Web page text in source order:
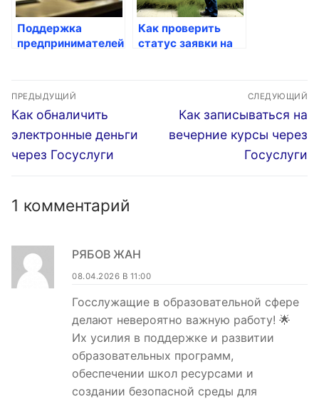
Поддержка
предпринимателей:
Как проверить
статус заявки на
Навигация
по
записям
ПРЕДЫДУЩИЙ
Предыдущая
запись:
Как обналичить
электронные деньги
через Госуслуги
СЛЕДУЮЩИЙ
Следующая
запись:
Как записываться на
вечерние курсы через
Госуслуги
1 комментарий
РЯБОВ ЖАН
08.04.2026 В 11:00
Госслужащие в образовательной сфере
делают невероятно важную работу! 🌟
Их усилия в поддержке и развитии
образовательных программ,
обеспечении школ ресурсами и
создании безопасной среды для